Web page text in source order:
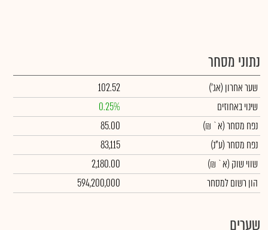
נתוני מסחר
שער אחרון (אג')
102.52
שינוי באחוזים
0.25%
נפח מסחר(א` ₪)
85.00
נפח מסחר(ע"נ)
83,115
שווי שוק (א` ₪)
2,180.00
הון רשום למסחר
594,200,000
שערים